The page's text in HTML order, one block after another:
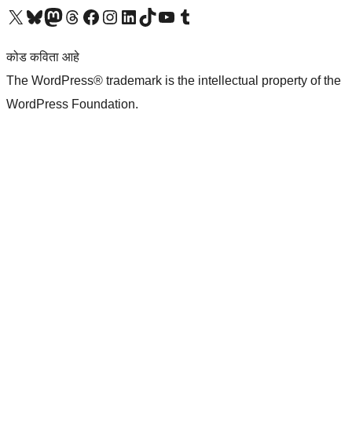
आमच्या X (एक्स) (पूर्वीचे ट्विटर) खात्याला भेट द्या आमच्या ब्लूस्की खात्याला भेट द्या.आमच्या Mastodon खात्याला भेट द्या.आमच्या थ्रेड्स खात्याला भेट द्या. आमच्या फेसबुक पेजला भेट द्या आमच्या इंस्टाग्राम खात्याला भेट द्या आमच्या लिंक्डइन खात्याला भेट द्या आमच्या टिकटॉक अकाउंटला भेट द्या.आमच्या यूट्यूब चॅनेलला भेट द्या आमच्या टंबलर खात्याला भेट द्या.
कोड कविता आहे
The WordPress® trademark is the intellectual property of the
WordPress Foundation.